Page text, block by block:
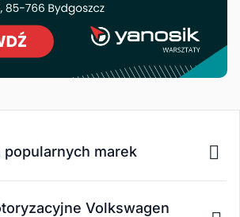
popularnych marek
Volkswagen